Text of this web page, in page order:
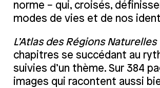
norme − qui, croisés,
modes de vies et de nos
L’Atlas des Régions Naturelles
chapitres se succédant au
suivies d’un thème. Sur 384
images qui racontent aussi